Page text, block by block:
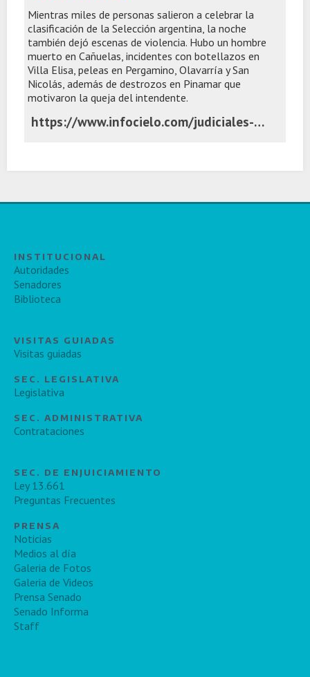
Mientras miles de personas salieron a celebrar la
clasificación de la Selección argentina, la noche
también dejó escenas de violencia. Hubo un hombre
muerto en Cañuelas, incidentes con botellazos en
Villa Elisa, peleas en Pergamino, Olavarría y San
Nicolás, además de destrozos en Pinamar que
motivaron la queja del intendente.
https://www.infocielo.com/judiciales-y-policiales/la-otra-cara-del-festejo-violencia-un-muerto-destrozos-y-enfrentamientos-en-distintos-puntos-de-la-provincia
INSTITUCIONAL
Autoridades
Senadores
Biblioteca
VISITAS GUIADAS
Visitas guiadas
SEC. LEGISLATIVA
Legislativa
SEC. ADMINISTRATIVA
Contrataciones
SEC. DE ENJUICIAMIENTO
Ley 13.661
Preguntas Frecuentes
PRENSA
Noticias
Medios al día
Galeria de Fotos
Galeria de Videos
Prensa Senado
Senado Informa
Staff